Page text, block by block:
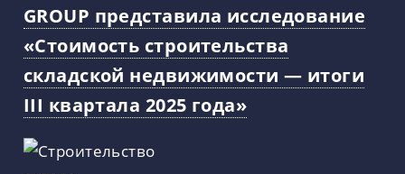
GROUP представила исследование
«Стоимость строительства
складской недвижимости — итоги
III квартала 2025 года»